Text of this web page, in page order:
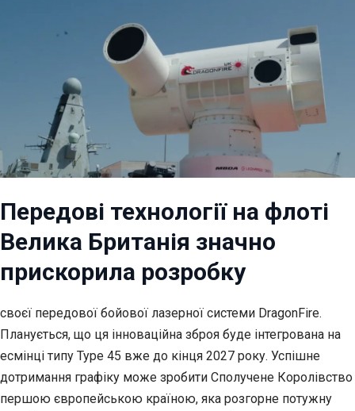
Передові технології на флоті
Велика Британія значно
прискорила розробку
своєї передової бойової лазерної системи DragonFire.
Планується, що ця інноваційна зброя буде інтегрована на
есмінці типу Type 45 вже до кінця 2027 року. Успішне
дотримання графіку може зробити Сполучене Королівство
першою європейською країною, яка розгорне потужну